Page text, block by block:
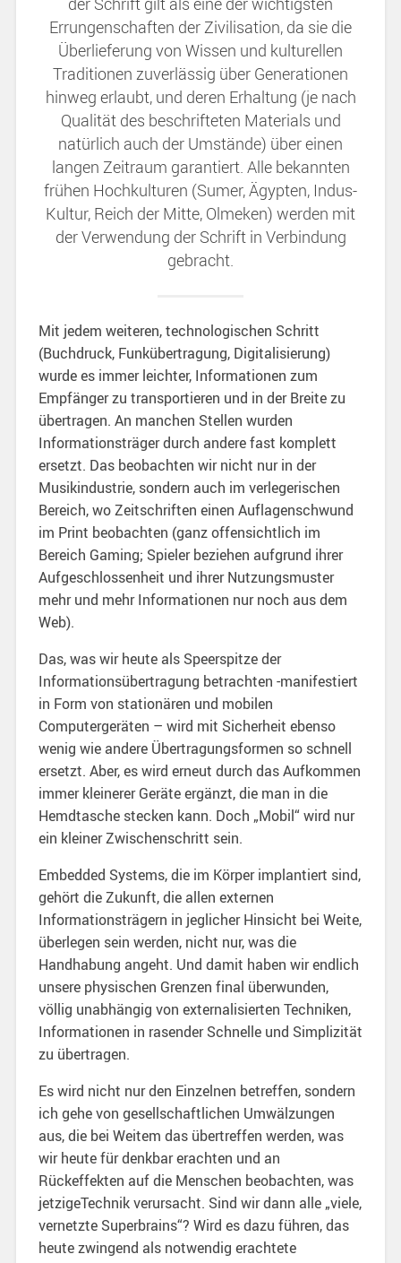
Errungenschaften der Zivilisation, da sie die
Überlieferung von Wissen und kulturellen
Traditionen zuverlässig über Generationen
hinweg erlaubt, und deren Erhaltung (je nach
Qualität des beschrifteten Materials und
natürlich auch der Umstände) über einen
langen Zeitraum garantiert. Alle bekannten
frühen Hochkulturen (Sumer, Ägypten, Indus-
Kultur, Reich der Mitte, Olmeken) werden mit
der Verwendung der Schrift in Verbindung
gebracht.
Mit jedem weiteren, technologischen Schritt
(Buchdruck, Funkübertragung, Digitalisierung)
wurde es immer leichter, Informationen zum
Empfänger zu transportieren und in der Breite zu
übertragen. An manchen Stellen wurden
Informationsträger durch andere fast komplett
ersetzt. Das beobachten wir nicht nur in der
Musikindustrie, sondern auch im verlegerischen
Bereich, wo Zeitschriften einen Auflagenschwund
im Print beobachten (ganz offensichtlich im
Bereich Gaming; Spieler beziehen aufgrund ihrer
Aufgeschlossenheit und ihrer Nutzungsmuster
mehr und mehr Informationen nur noch aus dem
Web).
Das, was wir heute als Speerspitze der
Informationsübertragung betrachten -manifestiert
in Form von stationären und mobilen
Computergeräten – wird mit Sicherheit ebenso
wenig wie andere Übertragungsformen so schnell
ersetzt. Aber, es wird erneut durch das Aufkommen
immer kleinerer Geräte ergänzt, die man in die
Hemdtasche stecken kann. Doch „Mobil“ wird nur
ein kleiner Zwischenschritt sein.
Embedded Systems, die im Körper implantiert sind,
gehört die Zukunft, die allen externen
Informationsträgern in jeglicher Hinsicht bei Weite,
überlegen sein werden, nicht nur, was die
Handhabung angeht. Und damit haben wir endlich
unsere physischen Grenzen final überwunden,
völlig unabhängig von externalisierten Techniken,
Informationen in rasender Schnelle und Simplizität
zu übertragen.
Es wird nicht nur den Einzelnen betreffen, sondern
ich gehe von gesellschaftlichen Umwälzungen
aus, die bei Weitem das übertreffen werden, was
wir heute für denkbar erachten und an
Rückeffekten auf die Menschen beobachten, was
jetzigeTechnik verursacht. Sind wir dann alle „viele,
vernetzte Superbrains“? Wird es dazu führen, das
heute zwingend als notwendig erachtete